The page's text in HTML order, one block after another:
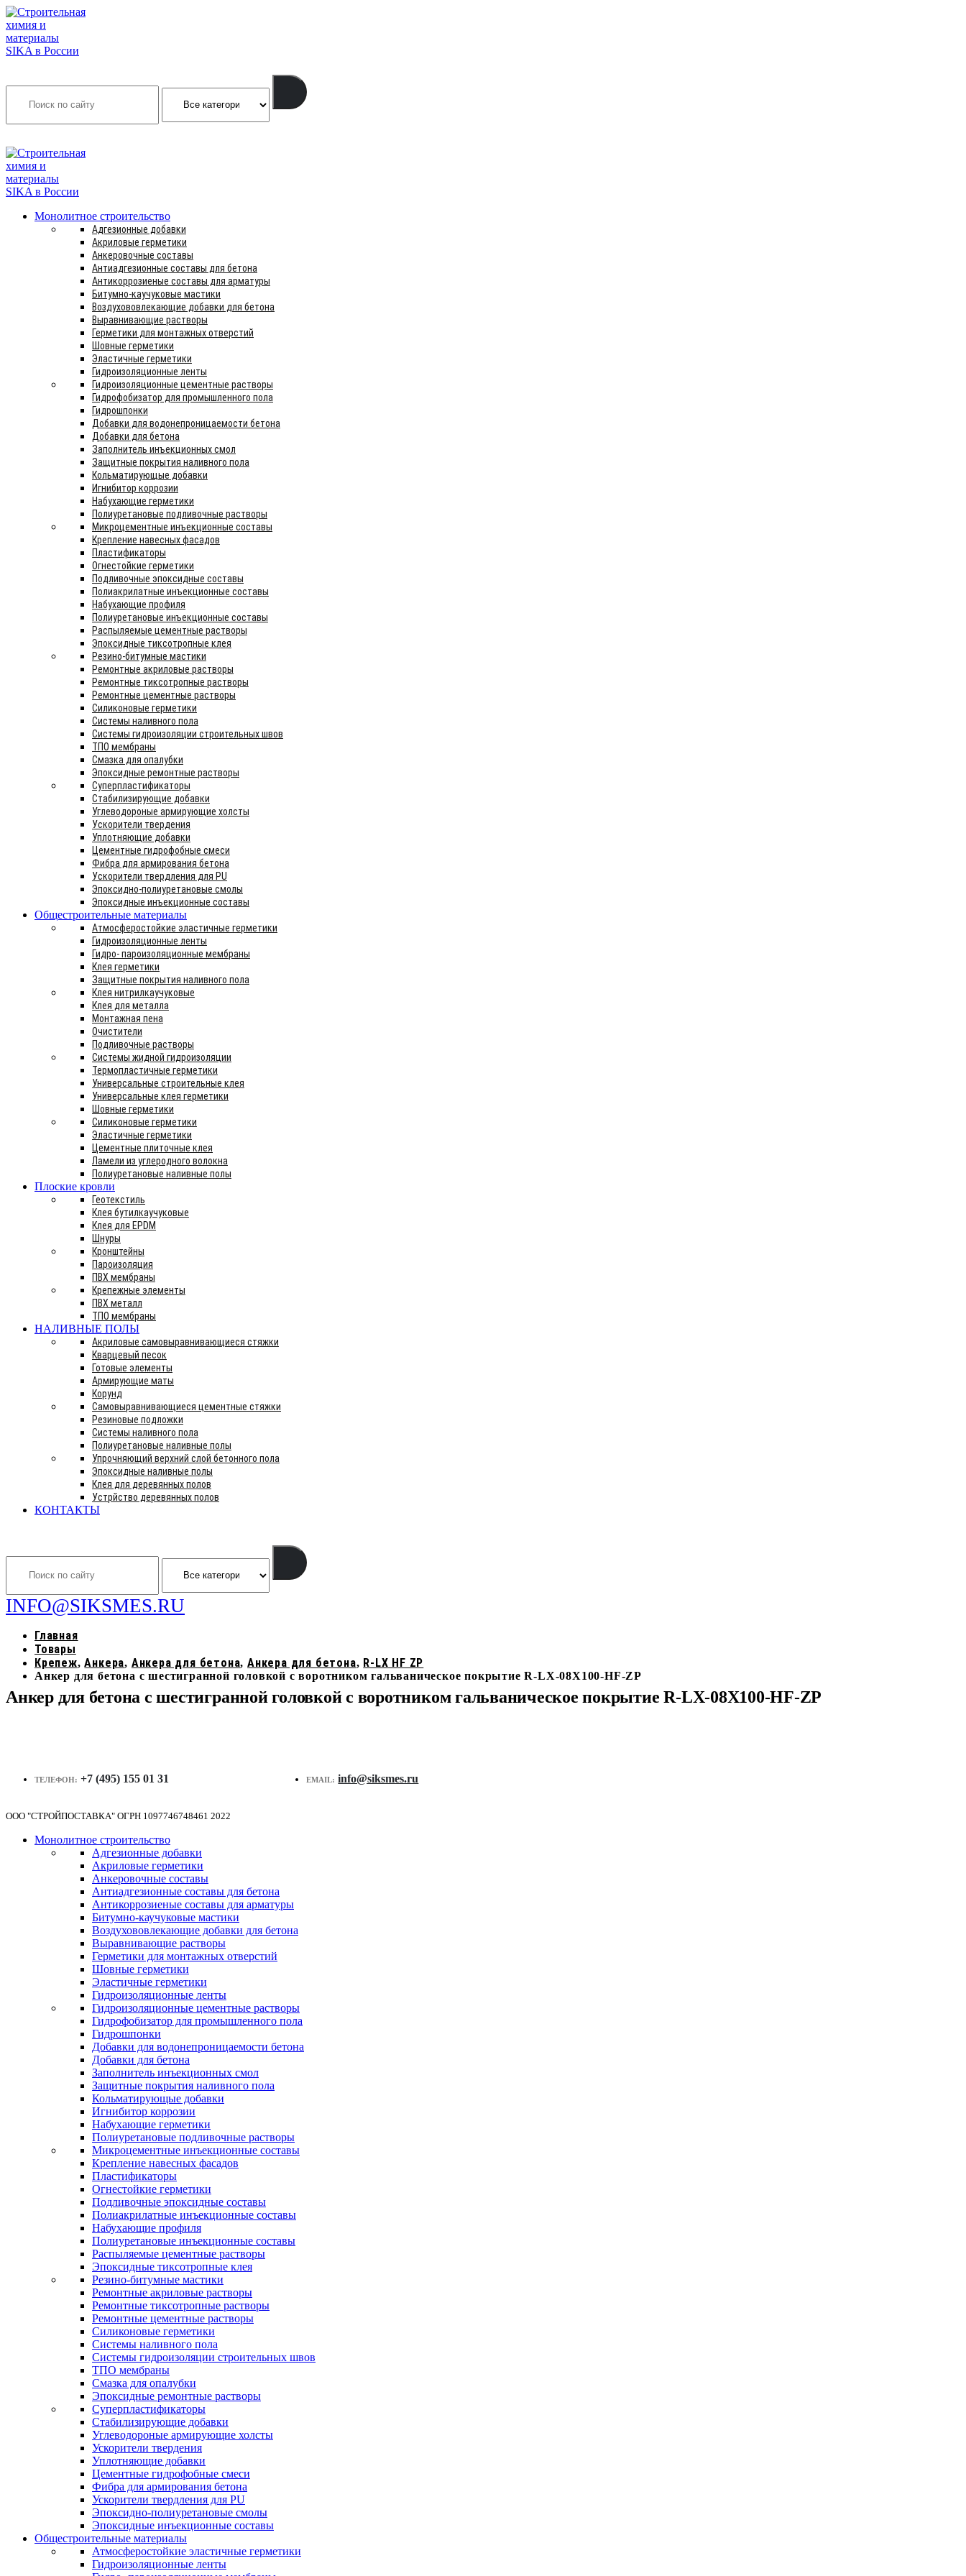
Монолитное строительство
Адгезионные добавки
Акриловые герметики
Анкеровочные составы
Антиадгезионные составы для бетона
Антикоррозиеные составы для арматуры
Битумно-каучуковые мастики
Воздухововлекающие добавки для бетона
Выравнивающие растворы
Герметики для монтажных отверстий
Шовные герметики
Эластичные герметики
Гидроизоляционные ленты
Гидроизоляционные цементные растворы
Гидрофобизатор для промышленного пола
Гидрошпонки
Добавки для водонепроницаемости бетона
Добавки для бетона
Заполнитель инъекционных смол
Защитные покрытия наливного пола
Кольматирующые добавки
Игнибитор коррозии
Набухающие герметики
Полиуретановые подливочные растворы
Микроцементные инъекционные составы
Крепление навесных фасадов
Пластификаторы
Огнестойкие герметики
Подливочные эпоксидные составы
Полиакрилатные инъекционные составы
Набухающие профиля
Полиуретановые инъекционные составы
Распыляемые цементные растворы
Эпоксидные тиксотропные клея
Резино-битумные мастики
Ремонтные акриловые растворы
Ремонтные тиксотропные растворы
Ремонтные цементные растворы
Силиконовые герметики
Системы наливного пола
Системы гидроизоляции строительных швов
ТПО мембраны
Смазка для опалубки
Эпоксидные ремонтные растворы
Суперпластификаторы
Стабилизирующие добавки
Углеводороные армирующие холсты
Ускорители твердения
Уплотняющие добавки
Цементные гидрофобные смеси
Фибра для армирования бетона
Ускорители твердления для PU
Эпоксидно-полиуретановые смолы
Эпоксидные инъекционные составы
Общестроительные материалы
Атмосферостойкие эластичные герметики
Гидроизоляционные ленты
Гидро- пароизоляционные мембраны
Клея герметики
Защитные покрытия наливного пола
Клея нитрилкаучуковые
Клея для металла
Монтажная пена
Очистители
Подливочные растворы
Системы жидной гидроизоляции
Термопластичные герметики
Универсальные строительные клея
Универсальные клея герметики
Шовные герметики
Силиконовые герметики
Эластичные герметики
Цементные плиточные клея
Ламели из углеродного волокна
Полиуретановые наливные полы
Плоские кровли
Геотекстиль
Клея бутилкаучуковые
Клея для EPDM
Шнуры
Кронштейны
Пароизоляция
ПВХ мембраны
Крепежные элементы
ПВХ металл
ТПО мембраны
НАЛИВНЫЕ ПОЛЫ
Акриловые самовыравнивающиеся стяжки
Кварцевый песок
Готовые элементы
Армирующие маты
Корунд
Самовыравнивающиеся цементные стяжки
Резиновые подложки
Системы наливного пола
Полиуретановые наливные полы
Упрочняющий верхний слой бетонного пола
Эпоксидные наливные полы
Клея для деревянных полов
Устрйство деревянных полов
КОНТАКТЫ
INFO@SIKSMES.RU
Главная
Товары
Крепеж,Анкера, Анкера для бетона,Анкера для бетона, R-LX HF ZP
Анкер для бетона с шестигранной головкой с воротником гальваническое покрытие R-LX-08X100-HF-ZP
Анкер для бетона с шестигранной головкой с воротником гальваническое покрытие R-LX-08X100-HF-ZP
ТЕЛЕФОН: +7 (495) 155 01 31 EMAIL: info@siksmes.ru
ООО "СТРОЙПОСТАВКА" ОГРН 1097746748461 2022
Монолитное строительство
Адгезионные добавки
Акриловые герметики
Анкеровочные составы
Антиадгезионные составы для бетона
Антикоррозиеные составы для арматуры
Битумно-каучуковые мастики
Воздухововлекающие добавки для бетона
Выравнивающие растворы
Герметики для монтажных отверстий
Шовные герметики
Эластичные герметики
Гидроизоляционные ленты
Гидроизоляционные цементные растворы
Гидрофобизатор для промышленного пола
Гидрошпонки
Добавки для водонепроницаемости бетона
Добавки для бетона
Заполнитель инъекционных смол
Защитные покрытия наливного пола
Кольматирующые добавки
Игнибитор коррозии
Набухающие герметики
Полиуретановые подливочные растворы
Микроцементные инъекционные составы
Крепление навесных фасадов
Пластификаторы
Огнестойкие герметики
Подливочные эпоксидные составы
Полиакрилатные инъекционные составы
Набухающие профиля
Полиуретановые инъекционные составы
Распыляемые цементные растворы
Эпоксидные тиксотропные клея
Резино-битумные мастики
Ремонтные акриловые растворы
Ремонтные тиксотропные растворы
Ремонтные цементные растворы
Силиконовые герметики
Системы наливного пола
Системы гидроизоляции строительных швов
ТПО мембраны
Смазка для опалубки
Эпоксидные ремонтные растворы
Суперпластификаторы
Стабилизирующие добавки
Углеводороные армирующие холсты
Ускорители твердения
Уплотняющие добавки
Цементные гидрофобные смеси
Фибра для армирования бетона
Ускорители твердления для PU
Эпоксидно-полиуретановые смолы
Эпоксидные инъекционные составы
Общестроительные материалы
Атмосферостойкие эластичные герметики
Гидроизоляционные ленты